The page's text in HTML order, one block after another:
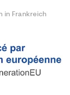
in Frankreich